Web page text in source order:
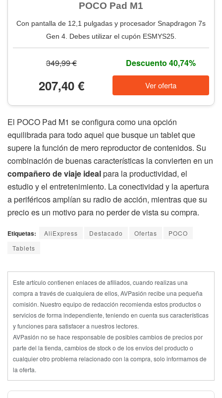
POCO Pad M1
Con pantalla de 12,1 pulgadas y procesador Snapdragon 7s
Gen 4. Debes utilizar el cupón ESMYS25.
349,99 € Descuento 40,74%
207,40 € Ver oferta
El POCO Pad M1 se configura como una opción
equilibrada para todo aquel que busque un tablet que
supere la función de mero reproductor de contenidos. Su
combinación de buenas características la convierten en un
compañero de viaje idealpara la productividad, el
estudio y el entretenimiento. La conectividad y la apertura
a periféricos amplían su radio de acción, mientras que su
precio es un motivo para no perder de vista su compra.
Etiquetas: AliExpress Destacado Ofertas
POCO
Tablets
Este artículo contienen enlaces de afiliados, cuando realizas una
compra a través de cualquiera de ellos, AVPasión recibe una pequeña
comisión. Nuestro equipo de redacción recomienda estos productos o
servicios de forma independiente, teniendo en cuenta sus características
y funciones para satisfacer a nuestros lectores.
AVPasión no se hace responsable de posibles cambios de precios por
parte del la tienda, cambios de stock o de los envíos del producto o
cualquier otro problema relacionado con la compra, solo informamos de
la oferta.